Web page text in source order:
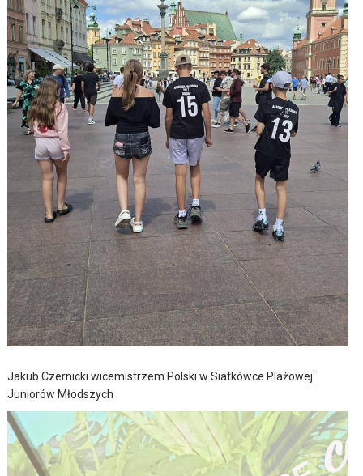
Jakub Czernicki wicemistrzem Polski w Siatkówce Plażowej
Juniorów Młodszych